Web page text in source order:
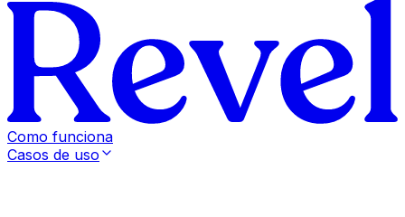
Como funciona
Casos de uso